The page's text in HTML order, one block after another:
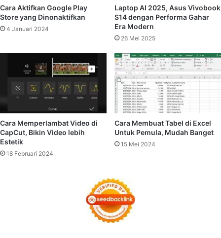
Cara Aktifkan Google Play
Store yang Dinonaktifkan
4 Januari 2024
Laptop AI 2025, Asus Vivobook
S14 dengan Performa Gahar
Era Modern
26 Mei 2025
Cara Memperlambat Video di
CapCut, Bikin Video lebih
Estetik
18 Februari 2024
Cara Membuat Tabel di Excel
Untuk Pemula, Mudah Banget
15 Mei 2024